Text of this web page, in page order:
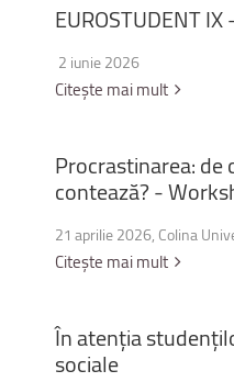
EUROSTUDENTIX
2 iunie 2026
Citește mai mult
Procrastinarea:de
contează?-
21 aprilie 2026, Colina
Citește mai mult
Înatenția
sociale